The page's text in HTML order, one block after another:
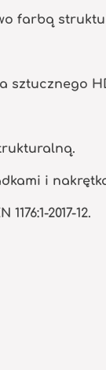
farbą
sztucznego
i
2017-12.